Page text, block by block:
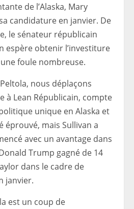
de l’Alaska, Mary
candidature en janvier. De
le sénateur républicain
espère obtenir l’investiture
foule nombreuse.
nous déplaçons
à Lean Républicain, compte
unique en Alaska et
éprouvé, mais Sullivan a
avec un avantage dans
Trump gagné de 14
dans le cadre de
janvier.
est un coup de